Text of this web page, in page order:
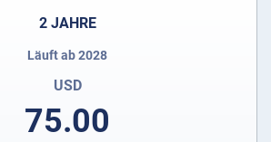
2 JAHRE
Läuft ab 2028
USD
75.00